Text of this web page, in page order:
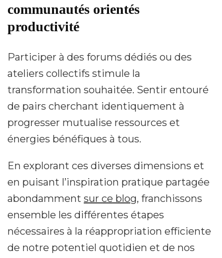
communautés orientés
productivité
Participer à des forums dédiés ou des
ateliers collectifs stimule la
transformation souhaitée. Sentir entouré
de pairs cherchant identiquement à
progresser mutualise ressources et
énergies bénéfiques à tous.
En explorant ces diverses dimensions et
en puisant l’inspiration pratique partagée
abondamment sur ce blog, franchissons
ensemble les différentes étapes
nécessaires à la réappropriation efficiente
de notre potentiel quotidien et de nos